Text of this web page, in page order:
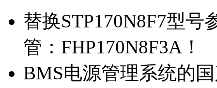
替换STP170N8F7型
管：FHP170N8F3A！
BMS电源管理系统的